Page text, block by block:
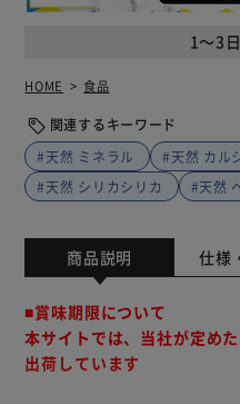
1～3
HOME 食品
関連するキーワード
#天然 ミネラル
#天然 カル
#天然 シリカシリカ
#天然
商品説明 仕様
■賞味期限について
本サイトでは、当社が定め
出荷しています